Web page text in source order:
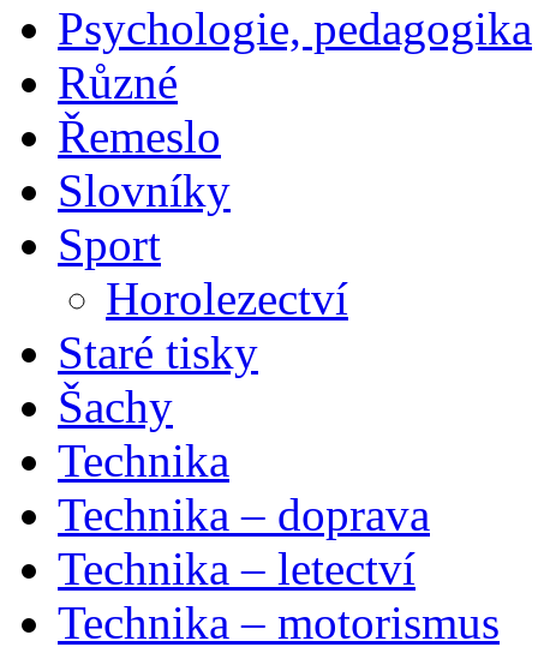
Psychologie, pedagogika
Různé
Řemeslo
Slovníky
Sport
Horolezectví
Staré tisky
Šachy
Technika
Technika – doprava
Technika – letectví
Technika – motorismus